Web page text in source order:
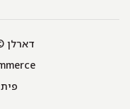
דארלן